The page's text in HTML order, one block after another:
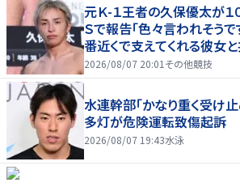
元Ｋ-１王者の久保優太が
Ｓで報告「色々言われそう
番近くで支えてくれる彼女
家庭を築いていきたい」
2026/08/07 20:01 その他競技
水連幹部「かなり重く受け
多灯が危険運転致傷起訴
2026/08/07 19:43水泳